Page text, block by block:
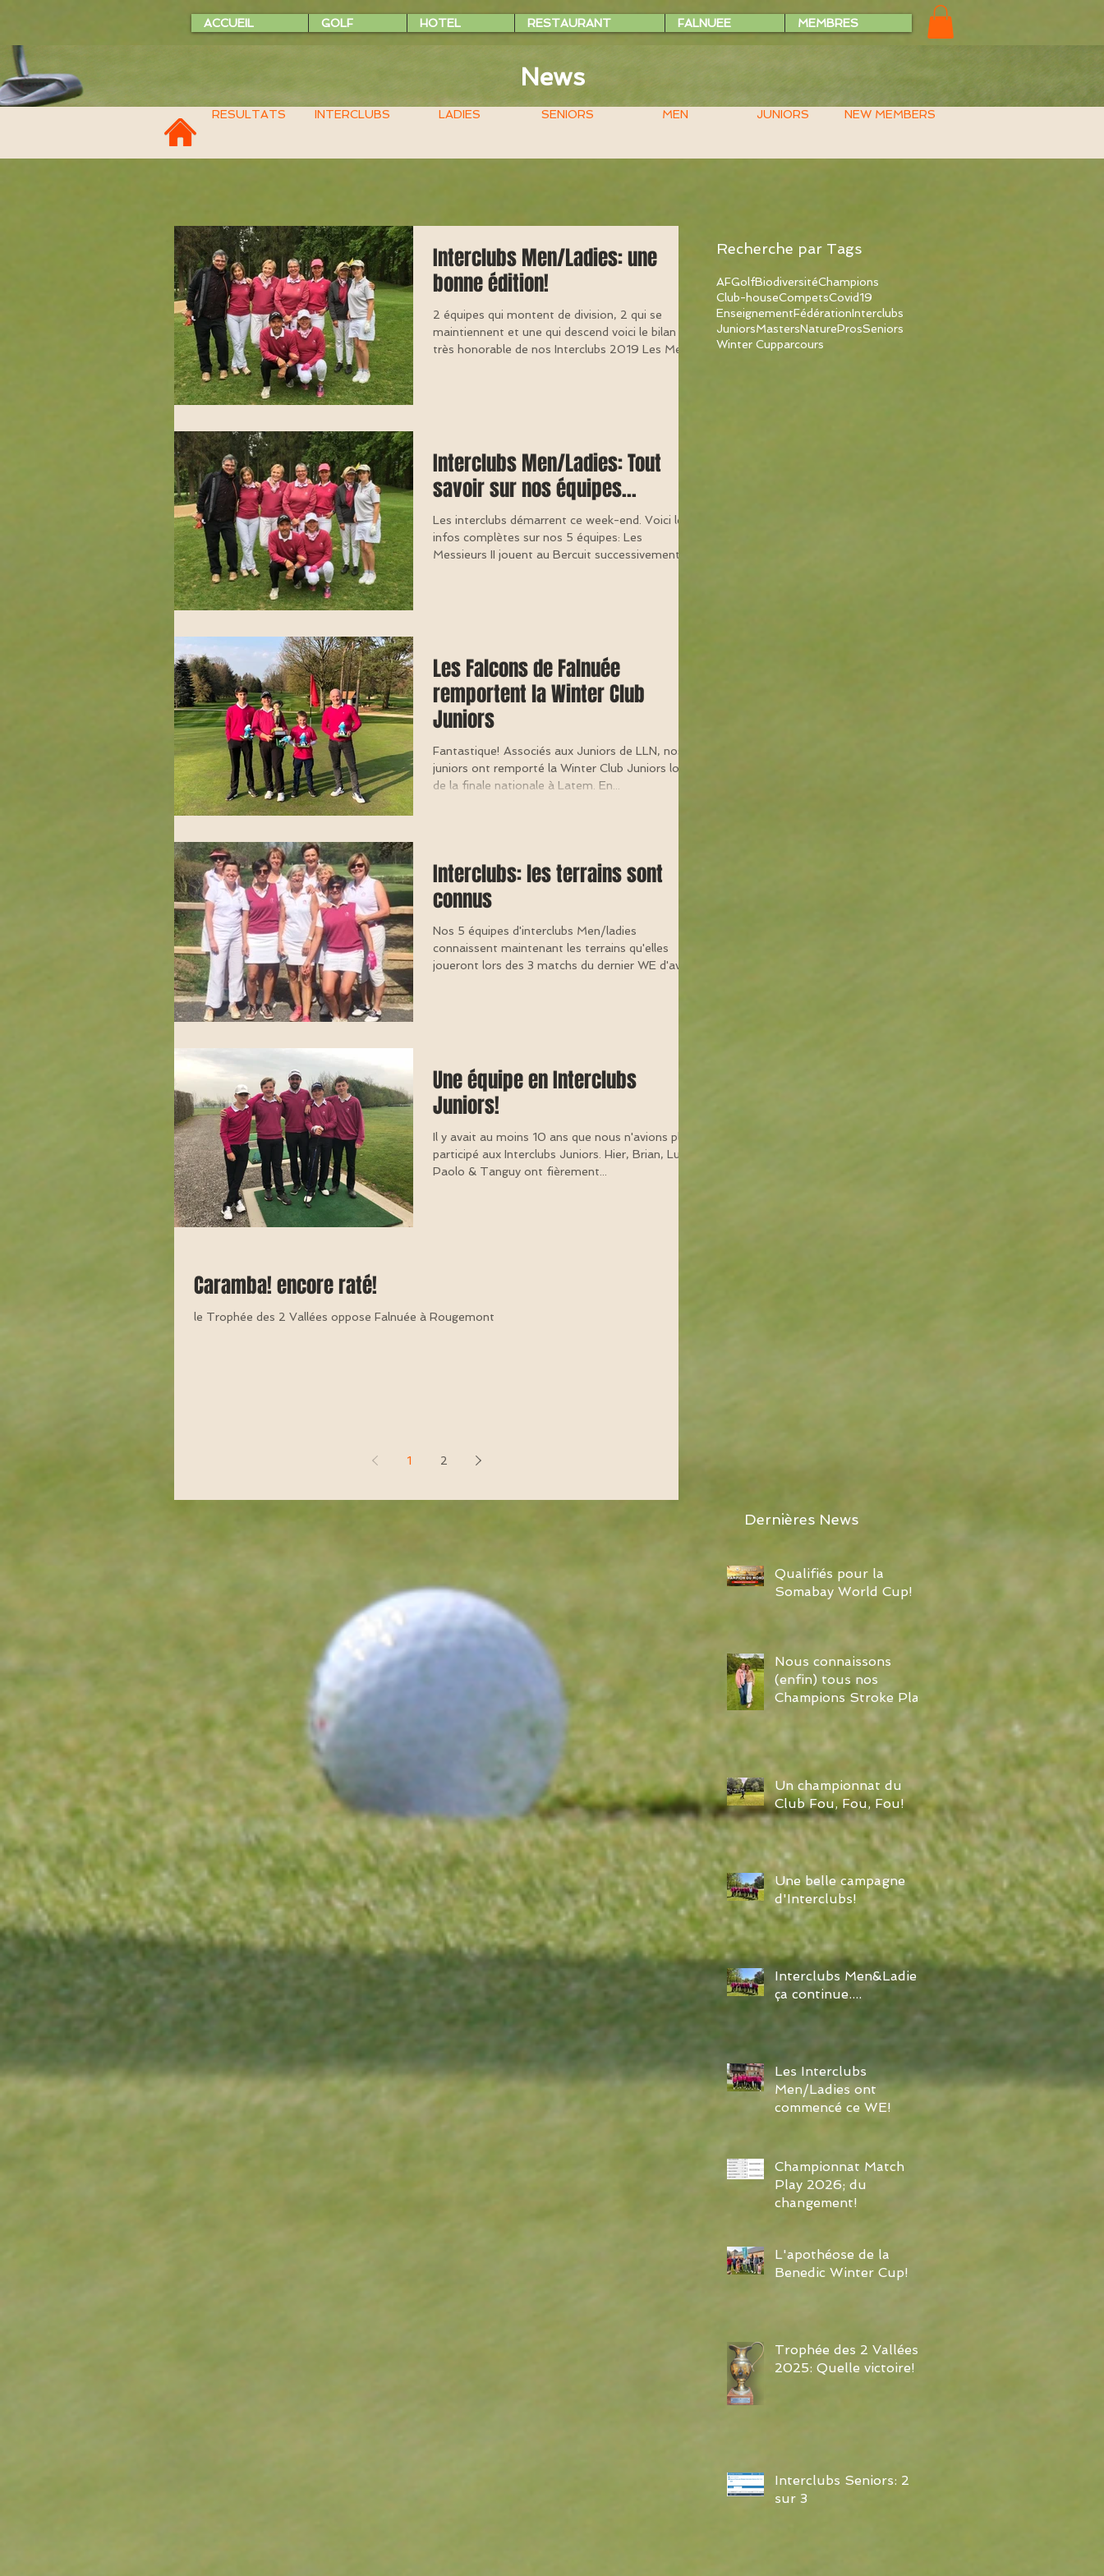
ACCUEIL GOLF HOTEL RESTAURANT FALNUEE MEMBRES
News
RESULTATS INTERCLUBS LADIES SENIORS MEN JUNIORS NEW MEMBERS
Interclubs Men/Ladies: une
bonne édition!
2 équipes qui montent de division, 2 qui se
maintiennent et une qui descend voici le bilan
très honorable de nos Interclubs 2019 Les Men...
Interclubs Men/Ladies: Tout
savoir sur nos équipes...
Les interclubs démarrent ce week-end. Voici les
infos complètes sur nos 5 équipes: Les
Messieurs II jouent au Bercuit successivement...
Les Falcons de Falnuée
remportent la Winter Club
Juniors
Fantastique! Associés aux Juniors de LLN, nos
juniors ont remporté la Winter Club Juniors lors
de la finale nationale à Latem. En...
Interclubs: les terrains sont
connus
Nos 5 équipes d'interclubs Men/ladies
connaissent maintenant les terrains qu'elles
joueront lors des 3 matchs du dernier WE d'avril
Une équipe en Interclubs
Juniors!
Il y avait au moins 10 ans que nous n'avions plus
participé aux Interclubs Juniors. Hier, Brian, Luca,
Paolo & Tanguy ont fièrement...
Caramba! encore raté!
le Trophée des 2 Vallées oppose Falnuée à Rougemont
1 2
Recherche par Tags
AFGolfBiodiversitéChampions
Club-houseCompetsCovid19
EnseignementFédérationInterclubs
JuniorsMastersNatureProsSeniors
Winter Cupparcours
Dernières News
Qualifiés pour la
Somabay World Cup!
Nous connaissons
(enfin) tous nos
Champions Stroke Play
Un championnat du
Club Fou, Fou, Fou!
Une belle campagne
d'Interclubs!
Interclubs Men&Ladies:
ça continue....
Les Interclubs
Men/Ladies ont
commencé ce WE!
Championnat Match
Play 2026; du
changement!
L'apothéose de la
Benedic Winter Cup!
Trophée des 2 Vallées
2025: Quelle victoire!
Interclubs Seniors: 2
sur 3